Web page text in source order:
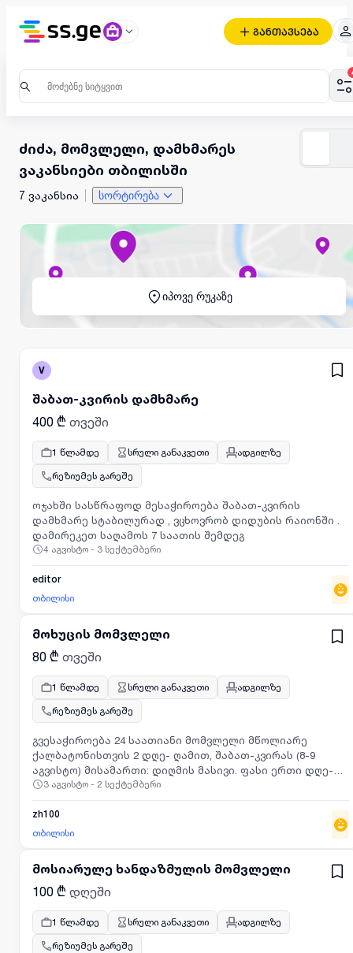
განთავსება
ძიძა, მომვლელი, დამხმარეს
ვაკანსიები თბილისში
7 ვაკანსია სორტირება
იპოვე რუკაზე
V
შაბათ-კვირის დამხმარე
400 ₾ თვეში
1 წლამდე სრული განაკვეთი
ადგილზე
რეზიუმეს გარეშე
ოჯახში სასწრაფოდ მესაჭიროება შაბათ-კვირის
დამხმარე სტაბილურად , ვცხოვრობ დიდუბის რაიონში .
დამირეკეთ საღამოს 7 საათის შემდეგ
4 აგვისტო - 3 სექტემბერი
editor
თბილისი
მოხუცის მომვლელი
80 ₾ თვეში
1 წლამდე სრული განაკვეთი
ადგილზე
რეზიუმეს გარეშე
გვესაჭიროება 24 საათიანი მომვლელი მწოლიარე
ქალბატონისთვის 2 დღე- ღამით, შაბათ-კვირას (8-9
აგვისტო) მისამართი: დიღმის მასივი. ფასი ერთი დღე-
ღამე 80 ლარი. Tel: 595010717
3 აგვისტო - 2 სექტემბერი
zh100
თბილისი
მოსიარულე ხანდაზმულის მომვლელი
100 ₾ დღეში
1 წლამდე სრული განაკვეთი
ადგილზე
რეზიუმეს გარეშე